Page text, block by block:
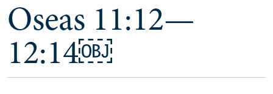
Oseas 11:12—
12:14￼